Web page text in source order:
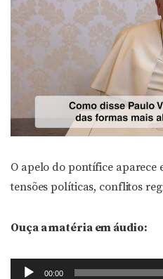
O apelo do pontífice aparece
tensões políticas, conflitos
Ouça a matéria em áudio:
Tocador00:00